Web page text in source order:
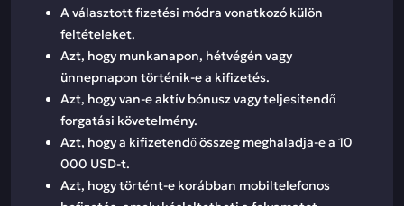
A választott fizetési módra vonatkozó külön
feltételeket.
Azt, hogy munkanapon, hétvégén vagy
ünnepnapon történik-e a kifizetés.
Azt, hogy van-e aktív bónusz vagy teljesítendő
forgatási követelmény.
Azt, hogy a kifizetendő összeg meghaladja-e a 10
000 USD-t.
Azt, hogy történt-e korábban mobiltelefonos